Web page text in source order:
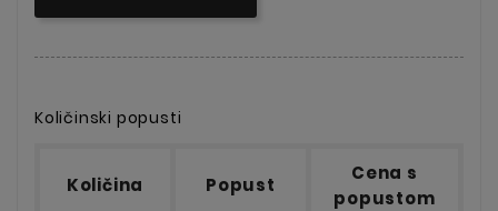
Količinski popusti
Količina Popust
Cena s
popustom